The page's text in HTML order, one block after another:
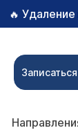
🔥 Удаление